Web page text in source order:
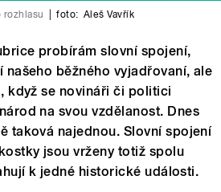
rozhlasu foto: Aleš Vavřík
probírám slovní spojení,
našeho běžného vyjadřovaní, ale
když se novináři či politici
na svou vzdělanost. Dnes
taková najednou. Slovní spojení
jsou vrženy totiž spolu
k jedné historické události.